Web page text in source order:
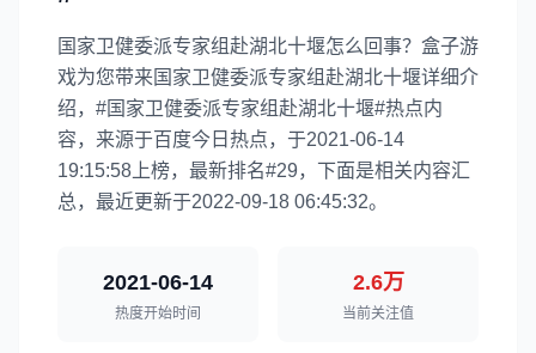
国家卫健委派专家组赴湖北十堰怎么回事？盒子游
戏为您带来国家卫健委派专家组赴湖北十堰详细介
绍，#国家卫健委派专家组赴湖北十堰#热点内
容，来源于百度今日热点，于2021-06-14
19:15:58上榜，最新排名#29，下面是相关内容汇
总，最近更新于2022-09-18 06:45:32。
2021-06-14
热度开始时间
2.6万
当前关注值